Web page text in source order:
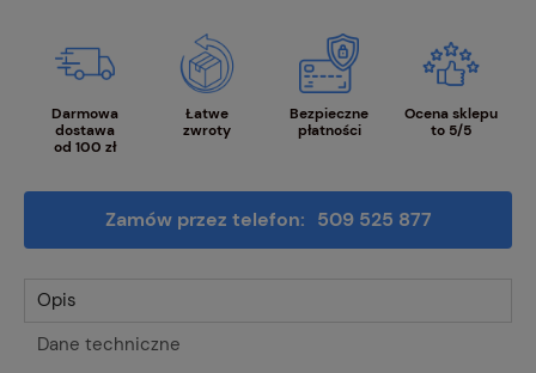
Darmowa
dostawa
od 100 zł
Łatwe
zwroty
Bezpieczne
płatności
Ocena sklepu
to 5/5
Zamów przez telefon: 509 525 877
Opis
Dane techniczne